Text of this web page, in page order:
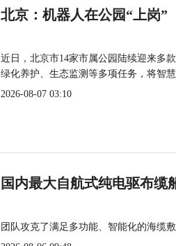
北京：机器人在公园“上岗”
近日，北京市14家市属公园陆续迎来多
绿化养护、生态监测等多项任务，将智
2026-08-07 03:10
国内最大自航式纯电驱布缆
团队攻克了满足多功能、智能化的海缆